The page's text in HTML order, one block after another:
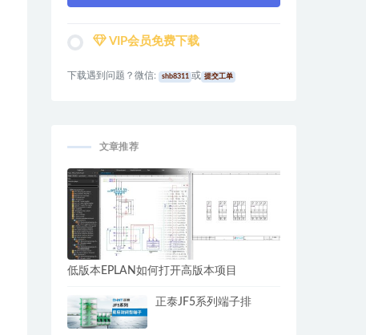
VIP会员免费下载
下载遇到问题？微信: shb8311 或 提交工单
文章推荐
低版本EPLAN如何打开高版本项目
正泰JF5系列端子排